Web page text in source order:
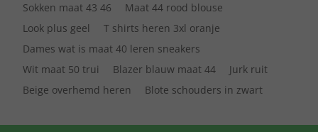
Sokken maat 43 46
Maat 44 rood blouse
Look plus geel
T shirts heren 3xl oranje
Dames wat is maat 40 leren sneakers
Wit maat 50 trui
Blazer blauw maat 44
Jurk ruit
Beige overhemd heren
Blote schouders in zwart